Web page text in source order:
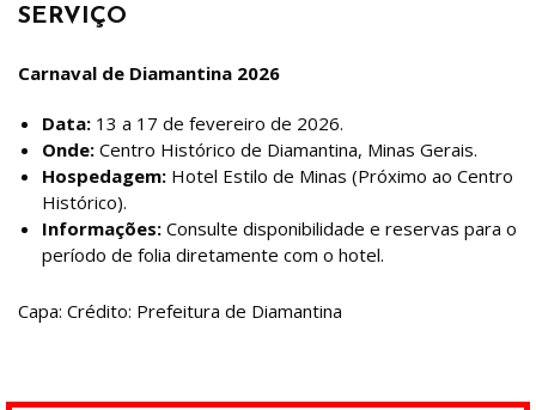
SERVIÇO
Carnaval de Diamantina 2026
Data: 13 a 17 de fevereiro de 2026.
Onde: Centro Histórico de Diamantina, Minas Gerais.
Hospedagem: Hotel Estilo de Minas (Próximo ao Centro
Histórico).
Informações: Consulte disponibilidade e reservas para o
período de folia diretamente com o hotel.
Capa: Crédito: Prefeitura de Diamantina